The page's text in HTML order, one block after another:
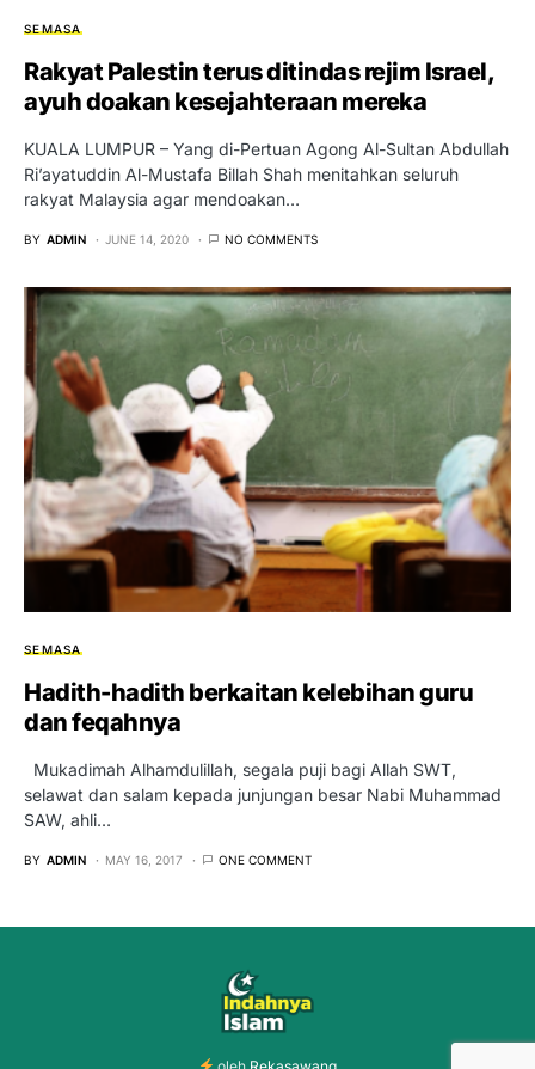
SEMASA
Rakyat Palestin terus ditindas rejim Israel,
ayuh doakan kesejahteraan mereka
KUALA LUMPUR – Yang di-Pertuan Agong Al-Sultan Abdullah
Ri’ayatuddin Al-Mustafa Billah Shah menitahkan seluruh
rakyat Malaysia agar mendoakan…
BY ADMIN JUNE 14, 2020 NO COMMENTS
SEMASA
Hadith-hadith berkaitan kelebihan guru
dan feqahnya
Mukadimah Alhamdulillah, segala puji bagi Allah SWT,
selawat dan salam kepada junjungan besar Nabi Muhammad
SAW, ahli…
BY ADMIN MAY 16, 2017 ONE COMMENT